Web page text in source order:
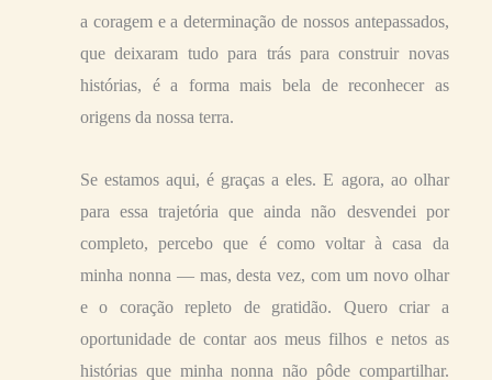
a coragem e a determinação de nossos antepassados,
que deixaram tudo para trás para construir novas
histórias, é a forma mais bela de reconhecer as
origens da nossa terra.
Se estamos aqui, é graças a eles. E agora, ao olhar
para essa trajetória que ainda não desvendei por
completo, percebo que é como voltar à casa da
minha nonna — mas, desta vez, com um novo olhar
e o coração repleto de gratidão. Quero criar a
oportunidade de contar aos meus filhos e netos as
histórias que minha nonna não pôde compartilhar.